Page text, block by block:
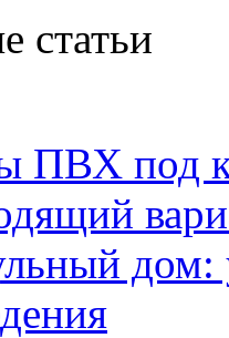
статьи
ПВХ под
дом: